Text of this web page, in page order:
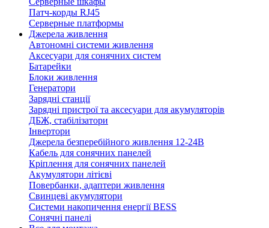
Патч-корды RJ45
Серверные платформы
Джерела живлення
Автономні системи живлення
Аксесуари для сонячних систем
Батарейки
Блоки живлення
Генератори
Зарядні станції
Зарядні пристрої та аксесуари для акумуляторів
ДБЖ, стабілізатори
Інвертори
Джерела безперебійного живлення 12-24В
Кабель для сонячних панелей
Кріплення для сонячних панелей
Акумулятори літієві
Повербанки, адаптери живлення
Свинцеві акумулятори
Системи накопичення енергії BESS
Сонячні панелі